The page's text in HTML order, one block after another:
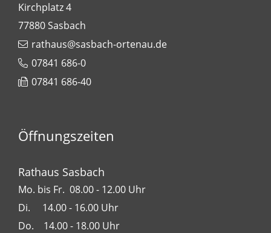
Kirchplatz 4
77880Sasbach
rathaus@sasbach-ortenau.de
07841 686-0
07841 686-40
Öffnungszeiten
Rathaus Sasbach
Mo. bis Fr. 08.00 - 12.00 Uhr
Di. 14.00 - 16.00 Uhr
Do. 14.00 - 18.00 Uhr